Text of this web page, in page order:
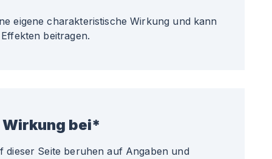
eigene charakteristische Wirkung und kann
beitragen.
bei*
dieser Seite beruhen auf Angaben und